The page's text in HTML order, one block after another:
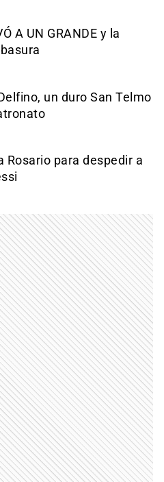
A UN GRANDE y la
un duro San Telmo
Rosario para despedir a